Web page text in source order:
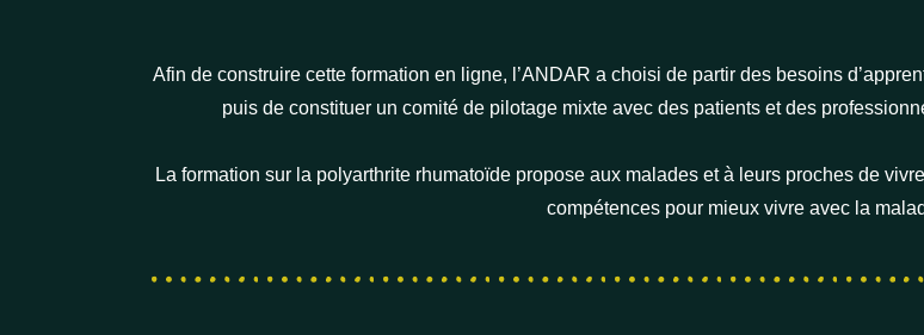
Afin de construire cette formation en ligne, l’ANDAR a choisi de partir des besoins
puis de constituer un comité de pilotage mixte avec des patients et des
La formation sur la polyarthrite rhumatoïde propose aux malades et à leurs proches de
compétences pour mieux vivre avec la